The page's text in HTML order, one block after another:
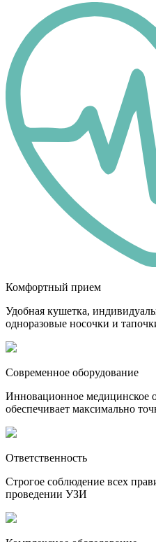
Комфортный прием
Удобная кушетка,
одноразовые носочки и
Современное оборудование
Инновационное медицинское
обеспечивает максимально
Ответственность
Строгое соблюдение всех
проведении УЗИ